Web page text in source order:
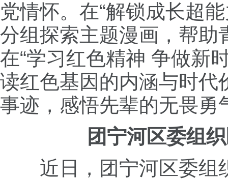
党情怀。在“解锁成长超
分组探索主题漫画，帮助
在“学习红色精神 争做新
读红色基因的内涵与时代
事迹，感悟先辈的无畏勇
团宁河区委组
近日，团宁河区委组